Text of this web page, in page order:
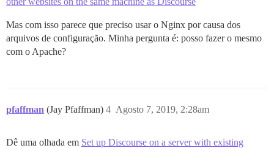
Mas com isso parece que preciso usar o Nginx por causa dos
arquivos de configuração. Minha pergunta é: posso fazer o mesmo
com o Apache?
pfaffman (Jay Pfaffman) Agosto 7, 2019, 2:28am
4
Dê uma olhada em Set up Discourse on a server with existing